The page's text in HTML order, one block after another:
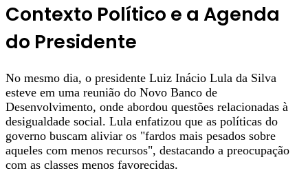
Contexto Político e a Agenda
do Presidente
No mesmo dia, o presidente Luiz Inácio Lula da Silva
esteve em uma reunião do Novo Banco de
Desenvolvimento, onde abordou questões relacionadas à
desigualdade social. Lula enfatizou que as políticas do
governo buscam aliviar os "fardos mais pesados sobre
aqueles com menos recursos", destacando a preocupação
com as classes menos favorecidas.